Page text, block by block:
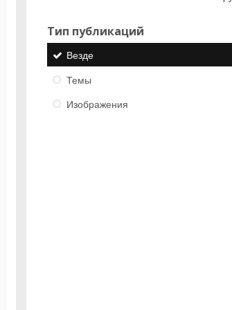
Тип публикаций
Везде
Темы
Изображения